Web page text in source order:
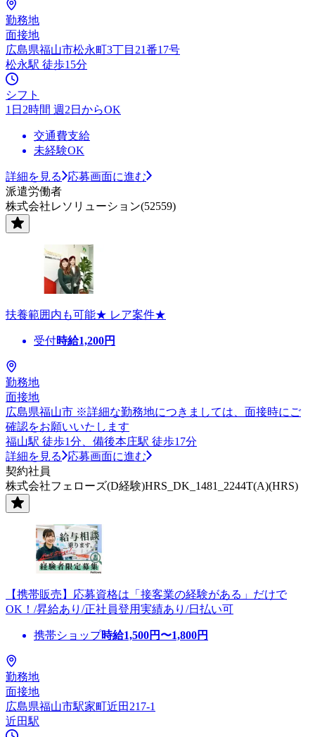
勤務地
面接地
広島県福山市松永町3丁目21番17号
松永駅 徒歩15分
シフト
1日2時間 週2日からOK
交通費支給
未経験OK
詳細を見る
応募画面に進む
派遣労働者
株式会社レソリューション(52559)
扶養範囲内も可能★ レア案件★
受付時給1,200円
勤務地
面接地
広島県福山市 ※詳細な勤務地につきましては、面接時にご
確認をお願いいたします
福山駅 徒歩1分、備後本庄駅 徒歩17分
詳細を見る
応募画面に進む
契約社員
株式会社フェローズ(D経験)HRS_DK_1481_2244T(A)(HRS)
【携帯販売】応募資格は「接客業の経験がある」だけで
OK！/昇給あり/正社員登用実績あり/日払い可
携帯ショップ時給1,500円〜1,800円
勤務地
面接地
広島県福山市駅家町近田217-1
近田駅